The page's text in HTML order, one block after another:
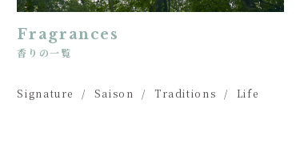
Fragrances
香りの一覧
Signature Saison Traditions Life